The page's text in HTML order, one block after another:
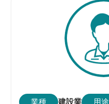
業種 建設業 用途